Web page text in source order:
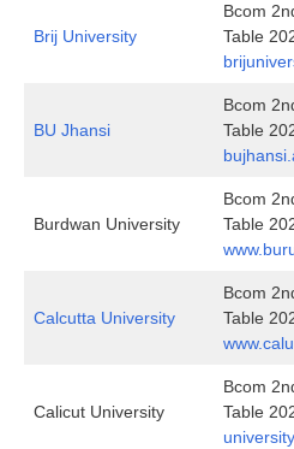
Brij University
Bcom
Table
BU Jhansi
Bcom
Table
Burdwan University
Bcom
Table
Calcutta University
Bcom
Table
Calicut University
Bcom
Table